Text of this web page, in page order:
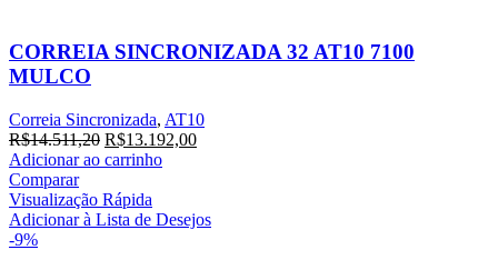
CORREIA SINCRONIZADA 32 AT10 7100
MULCO
Correia Sincronizada, AT10
R$14.511,20 O
preço
era:
R$14.511,20.
R$13.192,00O
R$13.192,00.
Adicionar ao carrinho
Comparar
Visualização Rápida
Adicionar à Lista de Desejos
-9%